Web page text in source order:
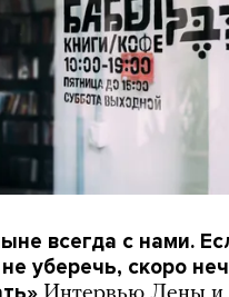
всегда с нами.
уберечь, скоро